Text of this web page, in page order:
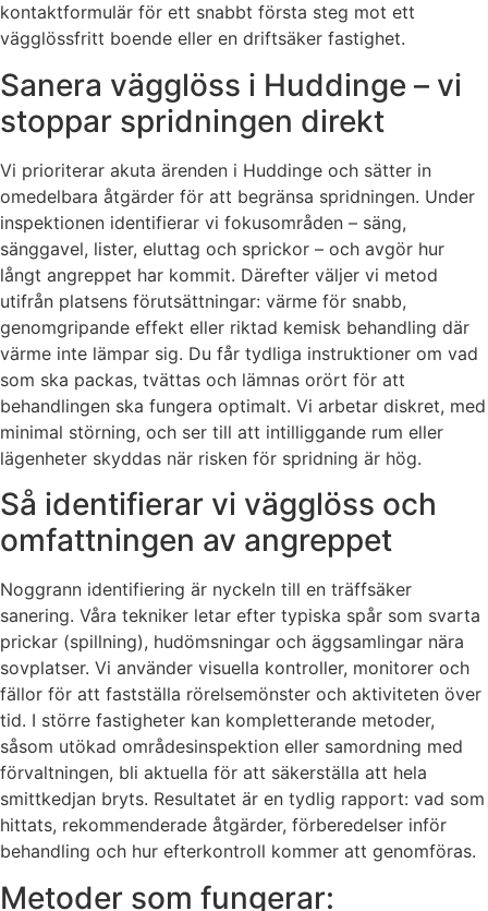
kontaktformulär för ett snabbt första steg mot ett
vägglössfritt boende eller en driftsäker fastighet.
Sanera vägglöss i Huddinge – vi
stoppar spridningen direkt
Vi prioriterar akuta ärenden i Huddinge och sätter in
omedelbara åtgärder för att begränsa spridningen. Under
inspektionen identifierar vi fokusområden – säng,
sänggavel, lister, eluttag och sprickor – och avgör hur
långt angreppet har kommit. Därefter väljer vi metod
utifrån platsens förutsättningar: värme för snabb,
genomgripande effekt eller riktad kemisk behandling där
värme inte lämpar sig. Du får tydliga instruktioner om vad
som ska packas, tvättas och lämnas orört för att
behandlingen ska fungera optimalt. Vi arbetar diskret, med
minimal störning, och ser till att intilliggande rum eller
lägenheter skyddas när risken för spridning är hög.
Så identifierar vi vägglöss och
omfattningen av angreppet
Noggrann identifiering är nyckeln till en träffsäker
sanering. Våra tekniker letar efter typiska spår som svarta
prickar (spillning), hudömsningar och äggsamlingar nära
sovplatser. Vi använder visuella kontroller, monitorer och
fällor för att fastställa rörelsemönster och aktiviteten över
tid. I större fastigheter kan kompletterande metoder,
såsom utökad områdesinspektion eller samordning med
förvaltningen, bli aktuella för att säkerställa att hela
smittkedjan bryts. Resultatet är en tydlig rapport: vad som
hittats, rekommenderade åtgärder, förberedelser inför
behandling och hur efterkontroll kommer att genomföras.
Metoder som fungerar: